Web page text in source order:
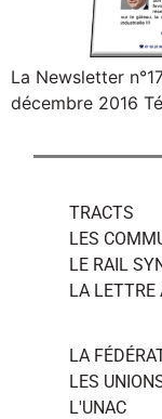
La Newsletter
décembre 2016
TRACTS
LES
LE RAIL
LA LETTRE
LA
LES
L'UNAC